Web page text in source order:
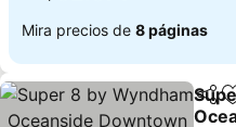
Mira precios de 8 páginas